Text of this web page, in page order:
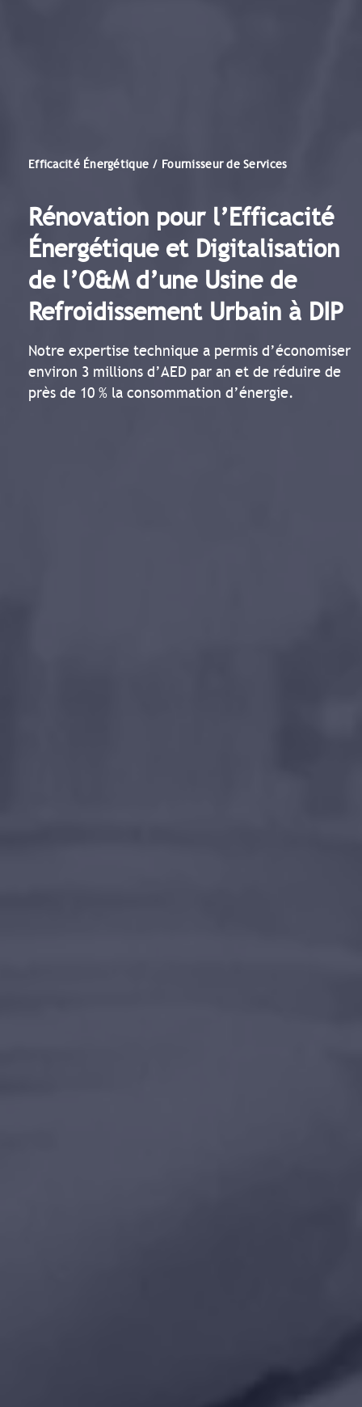
Efficacité Énergétique / Fournisseur de Services
Rénovation pour l’Efficacité
Énergétique et Digitalisation
de l’O&M d’une Usine de
Refroidissement Urbain à DIP
Notre expertise technique a permis d’économiser
environ 3 millions d’AED par an et de réduire de
près de 10 % la consommation d’énergie.